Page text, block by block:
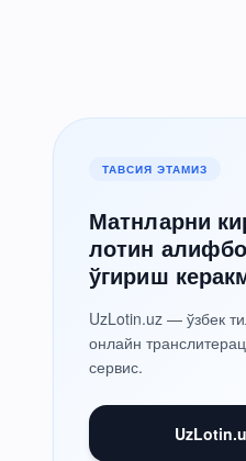
ТАВСИЯ ЭТАМИЗ
Матнларни
лотин
ўгириш
UzLotin.uz — ўзбек
онлайн
сервис.